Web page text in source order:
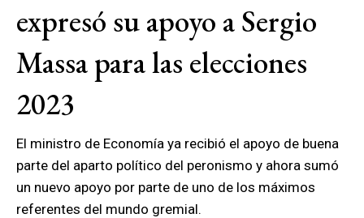
expresó su apoyo a Sergio
Massa para las elecciones
2023
El ministro de Economía ya recibió el apoyo de buena
parte del aparto político del peronismo y ahora sumó
un nuevo apoyo por parte de uno de los máximos
referentes del mundo gremial.